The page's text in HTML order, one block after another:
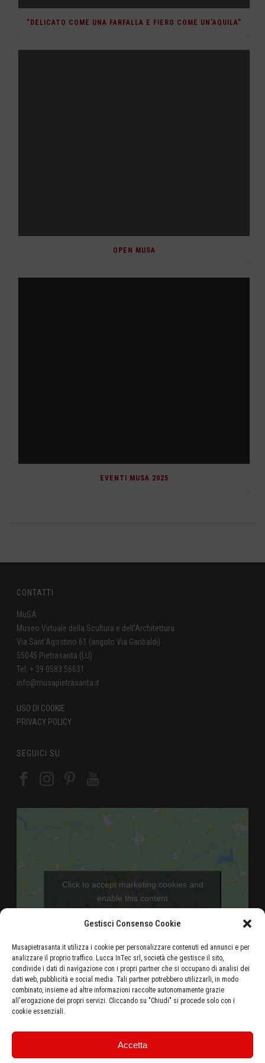
Gestisci Consenso Cookie
Musapietrasanta.it utilizza i cookie per personalizzare contenuti ed annunci e per
analizzare il proprio traffico. Lucca InTec srl, società che gestisce il sito,
condivide i dati di navigazione con i propri partner che si occupano di analisi dei
dati web, pubblicità e social media. Tali partner potrebbero utilizzarli, in modo
combinato, insieme ad altre informazioni raccolte autonomamente grazie
all'erogazione dei propri servizi. Cliccando su "Chiudi" si procede solo con i
cookie essenziali.
Accetta
“DELICATO COME UNA FARFALLA E FIERO COME UN’AQUILA”
OPEN MUSA
EVENTI MUSA 2025
CONTATTI
MuSA
Museo Virtuale della Scultura e dell'Architettura
Via Sant'Agostino 61 (angolo Via Garibaldi)
55045 Pietrasanta (LU)
Tel. + 39 0583 56631
info@musapietrasanta.it
USO DI COOKIE
PRIVACY POLICY
SEGUICI SU
Click to accept marketing cookies and
enable this content
Aeroporto di Pisa - 46 Km
Autostrada Azzurra E80 Casello Versilia - 5 Km